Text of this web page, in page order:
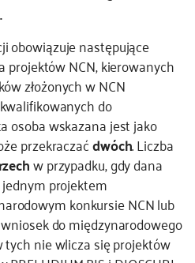
obowiązuje następujące
projektów NCN, kierowanych
złożonych w NCN
do
osoba wskazana jest jako
przekraczaćdwóch. Liczba
w przypadku, gdy dana
projektem
konkursie NCN lub
do międzynarodowego
tych nie wlicza się projektów